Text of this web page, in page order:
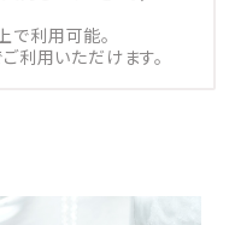
利用可能。
利用いただけます。